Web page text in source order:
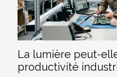
La lumière peut-
productivité